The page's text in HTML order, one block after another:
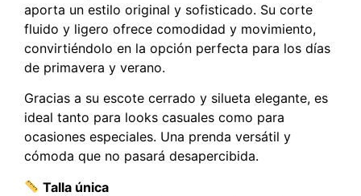
aporta un estilo original y sofisticado. Su corte
fluido y ligero ofrece comodidad y movimiento,
convirtiéndolo en la opción perfecta para los días
de primavera y verano.
Gracias a su escote cerrado y silueta elegante, es
ideal tanto para looks casuales como para
ocasiones especiales. Una prenda versátil y
cómoda que no pasará desapercibida.
Talla única